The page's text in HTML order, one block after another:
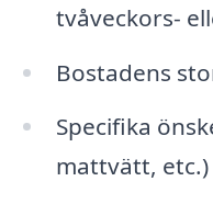
tvåveckors-
Bostadens
Specifika
mattvätt, etc.)